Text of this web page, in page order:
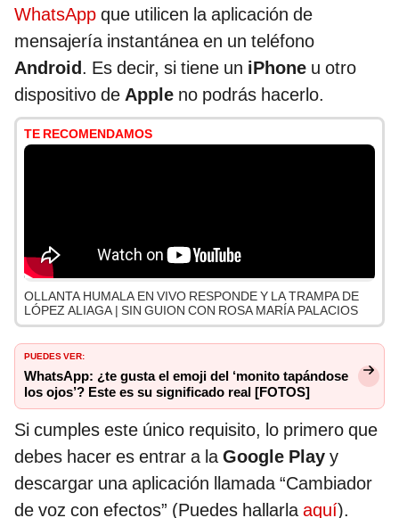
WhatsApp que utilicen la aplicación de
mensajería instantánea en un teléfono
Android. Es decir, si tiene un iPhone u otro
dispositivo de Apple no podrás hacerlo.
TE RECOMENDAMOS
OLLANTA HUMALA EN VIVO RESPONDE Y LA TRAMPA DE
LÓPEZ ALIAGA | SIN GUION CON ROSA MARÍA PALACIOS
PUEDES VER:
WhatsApp: ¿te gusta el emoji del ‘monito tapándose
los ojos’? Este es su significado real [FOTOS]
Si cumples este único requisito, lo primero que
debes hacer es entrar a laGoogle Play y
descargar una aplicación llamada “Cambiador
de voz con efectos” (Puedes hallarlaaquí).